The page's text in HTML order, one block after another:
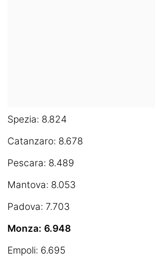
Spezia: 8.824
Catanzaro: 8.678
Pescara: 8.489
Mantova: 8.053
Padova: 7.703
Monza: 6.948
Empoli: 6.695